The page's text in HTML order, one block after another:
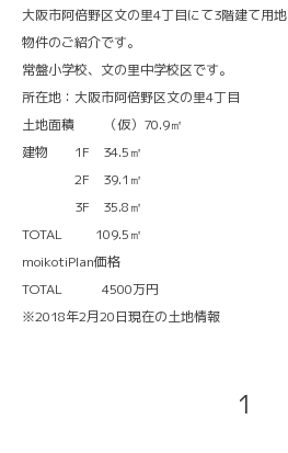
大阪市阿倍野区文の里4丁目にて3階建て用地
物件のご紹介です。
常盤小学校、文の里中学校区です。
所在地：大阪市阿倍野区文の里4丁目
土地面積 （仮）70.9㎡
建物 1F 34.5㎡
2F 39.1㎡
3F 35.8㎡
TOTAL 109.5㎡
moikotiPlan価格
TOTAL 4500万円
※2018年2月20日現在の土地情報
1